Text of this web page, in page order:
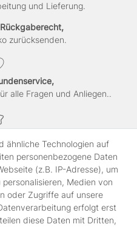
und Lieferung.
zurücksenden.
alle Fragen und Anliegen..
für maximale Sicherheit.
ähnliche Technologien auf
personenbezogene Daten
(z.B. IP-Adresse), um
Medien von
oder Zugriffe auf unsere
erfolgt erst
diese Daten mit Dritten,